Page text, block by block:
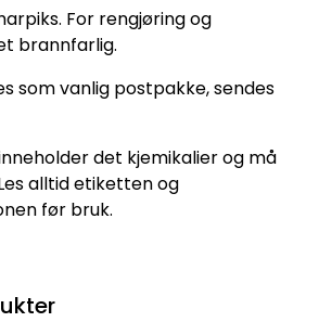
For rengjøring og
brannfarlig.
som vanlig postpakke, sendes
det kjemikalier og må
alltid etiketten og
før bruk.